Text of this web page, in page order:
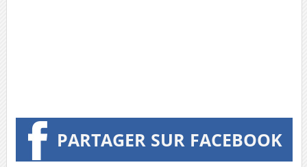
PARTAGER SUR FACEBOOK